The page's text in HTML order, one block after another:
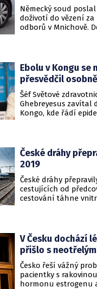
Německý soud
doživotí do vězení
odborů v Mnichově.
Ebolu v Kongu se
přesvědčil osobně
Šéf Světové
Ghebreyesus zavítal
Kongo, kde řádí
České dráhy
2019
České dráhy
cestujících od
cestování táhne
individuálním
V Česku dochází
přišlo s
Česko řeší vážný
pacientky s
hormonu estrogenu